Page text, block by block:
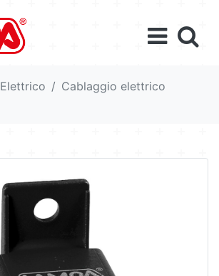
Elettrico
Cablaggio elettrico